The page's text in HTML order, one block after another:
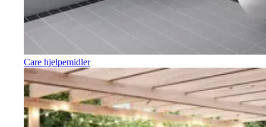
Care hjelpemidler